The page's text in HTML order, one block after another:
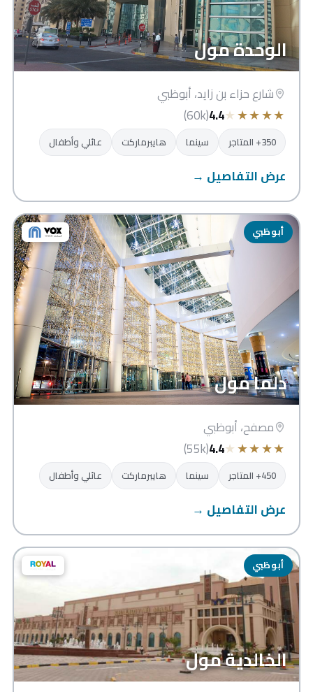
الوحدة مول
شارع حزاء بن زايد، أبوظبي
★
★
★
★
★
4.4
(60k)
350+ المتاجر سينما هايبرماركت عائلي وأطفال
عرض التفاصيل →
أبوظبي
دلما مول
مصفح، أبوظبي
★
★
★
★
★
4.4
(55k)
450+ المتاجر سينما هايبرماركت عائلي وأطفال
عرض التفاصيل →
أبوظبي
الخالدية مول